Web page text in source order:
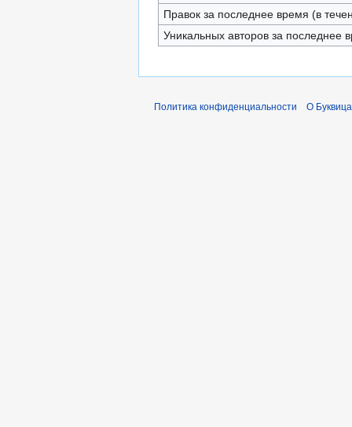
Правок за последнее время (в
Уникальных авторов за последнее
Политика конфиденциальности О Буквица